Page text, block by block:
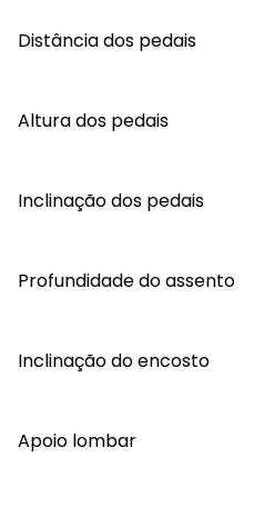
Distância dos pedais
Altura dos pedais
Inclinação dos pedais
Profundidade do assento
Inclinação do encosto
Apoio lombar